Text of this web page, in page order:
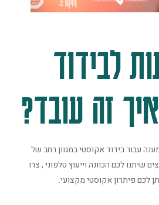
לבידוד
זה עובד?
עבור בידוד אקוסטי במגוון רחב של
שיתנו לכם הכוונה וייעוץ טלפוני , צרו
לכם פיתרון אקוסטי מקצועי.